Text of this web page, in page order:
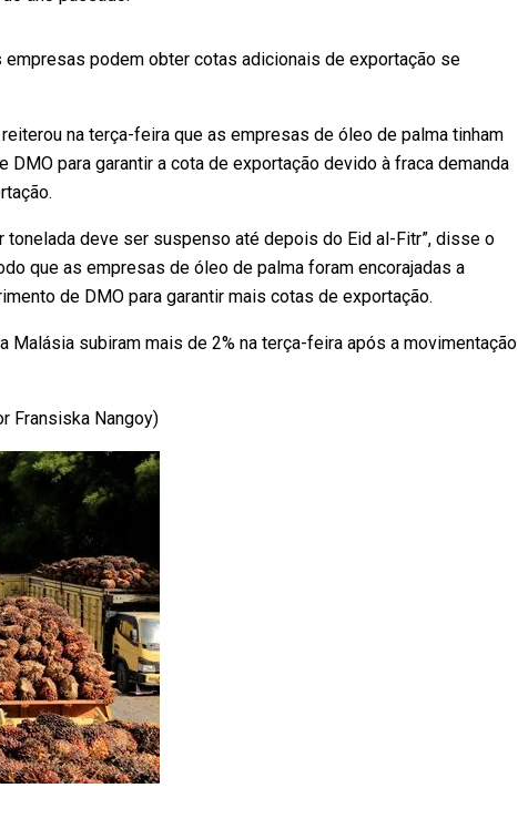
podem obter cotas adicionais de exportação se
na terça-feira que as empresas de óleo de palma tinham
DMO para garantir a cota de exportação devido à fraca demanda
deve ser suspenso até depois do Eid al-Fitr”, disse o
que as empresas de óleo de palma foram encorajadas a
de DMO para garantir mais cotas de exportação.
Malásia subiram mais de 2% na terça-feira após a movimentação
Fransiska Nangoy)